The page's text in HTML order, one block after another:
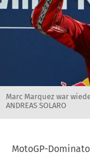
Marc Marquez war
ANDREAS SOLARO
MotoGP-